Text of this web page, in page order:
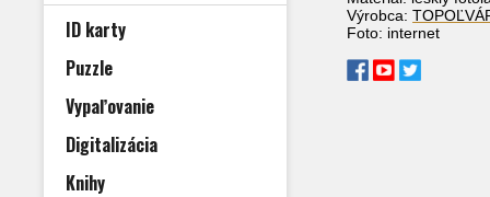
ID karty
Puzzle
Vypaľovanie
Digitalizácia
Knihy
Výrobca:
Foto: internet